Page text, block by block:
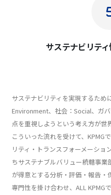
サステナビリテ
サステナビリティを実現するため
Environment、社会：Social、ガ
点を重視しようという考え方が世
こういった流れを受けて、KPMG
リティ・トランスフォーメーショ
ちサステナブルバリュー統轄事業
が得意とする分析・評価・報告・
専門性を掛け合わせ、ALL KPMG